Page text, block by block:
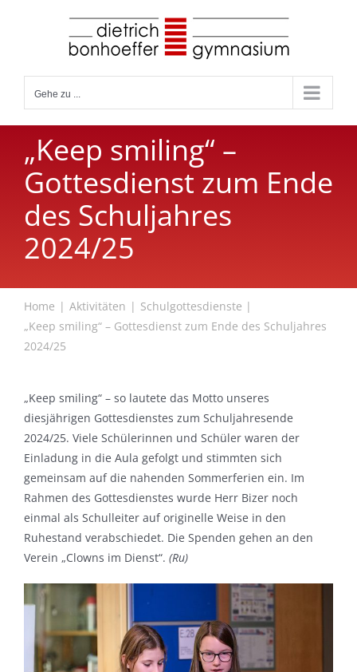
Gehe zu ...
„Keep smiling“ –
Gottesdienst zum Ende
des Schuljahres
2024/25
Home Aktivitäten
Schulgottesdienste
„Keep smiling“ – Gottesdienst zum Ende des Schuljahres
2024/25
„Keep smiling“ – so lautete das Motto unseres
diesjährigen Gottesdienstes zum Schuljahresende
2024/25. Viele Schülerinnen und Schüler waren der
Einladung in die Aula gefolgt und stimmten sich
gemeinsam auf die nahenden Sommerferien ein. Im
Rahmen des Gottesdienstes wurde Herr Bizer noch
einmal als Schulleiter auf originelle Weise in den
Ruhestand verabschiedet. Die Spenden gehen an den
Verein „Clowns im Dienst“. (Ru)